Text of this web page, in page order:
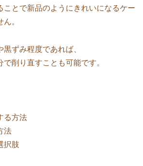
ことで新品のようにきれいになるケー
。
ずみ程度であれば、
削り直すことも可能です。
る方法
法
択肢